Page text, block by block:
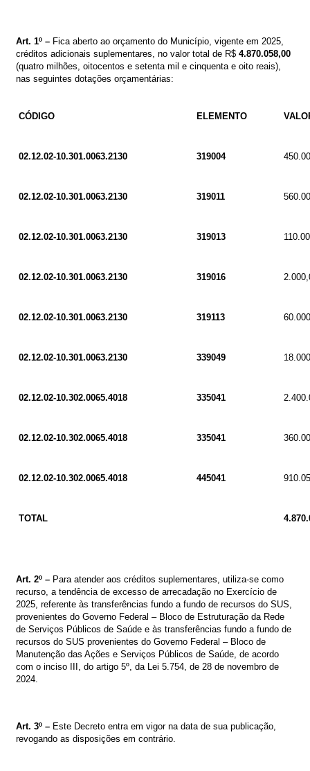
Art. 1º – Fica aberto ao orçamento do Município, vigente em 2025,
créditos adicionais suplementares , no valor total de R$ 4.870.058,00
(quatro milhões, oitocentos e setenta mil e cinquenta e oito reais),
nas seguintes dotações orçamentárias:
CÓDIGO ELEMENTO
02.12.02-10.301.0063.2130 319004
02.12.02-10.301.0063.2130 319011
02.12.02-10.301.0063.2130 319013
02.12.02-10.301.0063.2130 319016
02.12.02-10.301.0063.2130 319113
02.12.02-10.301.0063.2130 339049
02.12.02-10.302.0065.4018 335041
02.12.02-10.302.0065.4018 335041
02.12.02-10.302.0065.4018 445041
TOTAL
Art. 2º – Para atender aos créditos suplementares, utiliza-se como
recurso, a tendência de excesso de arrecadação no Exercício de
2025, referente às transferências fundo a fundo de recursos do SUS,
provenientes do Governo Federal – Bloco de Estruturação da Rede
de Serviços Públicos de Saúde e às transferências fundo a fundo de
recursos do SUS provenientes do Governo Federal – Bloco de
Manutenção das Ações e Serviços Públicos de Saúde de acordo
com o inciso III, do artigo 5º, da Lei 5.754, de 28 de novembro de
2024.
Art. 3º – Este Decreto entra em vigor na data de sua publicação,
revogando as disposições em contrário.